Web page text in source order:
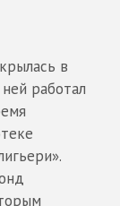
в
работал